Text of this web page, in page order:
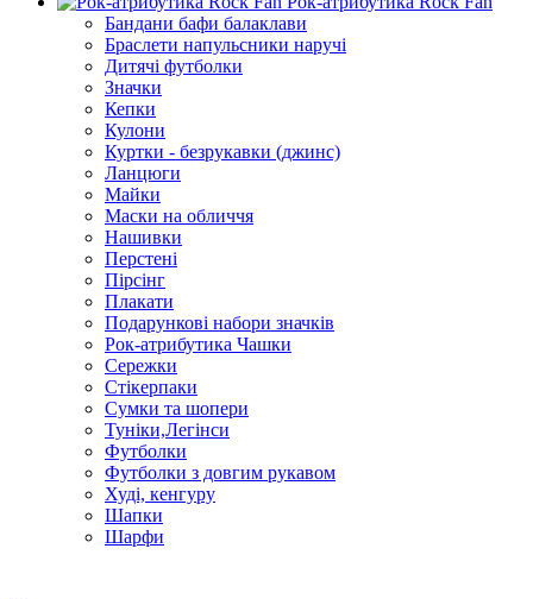
Бандани бафи балаклави
Браслети напульсники наручі
Дитячі футболки
Значки
Кепки
Кулони
Куртки - безрукавки (джинс)
Ланцюги
Майки
Маски на обличчя
Нашивки
Перстені
Пірсінг
Плакати
Подарункові набори значків
Рок-атрибутика Чашки
Сережки
Стікерпаки
Сумки та шопери
Туніки,Легінси
Футболки
Футболки з довгим рукавом
Худі, кенгуру
Шапки
Шарфи